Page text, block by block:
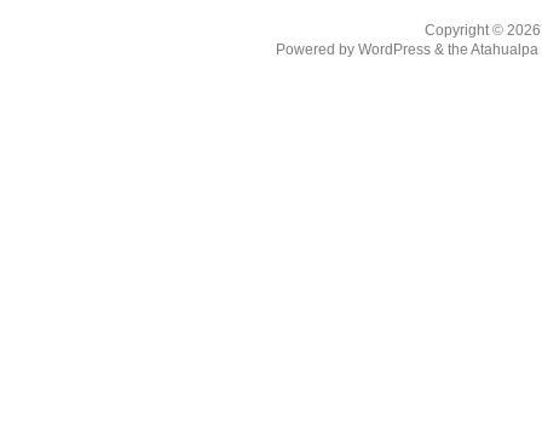
Copyright ©
Powered by WordPress& the Atahualpa